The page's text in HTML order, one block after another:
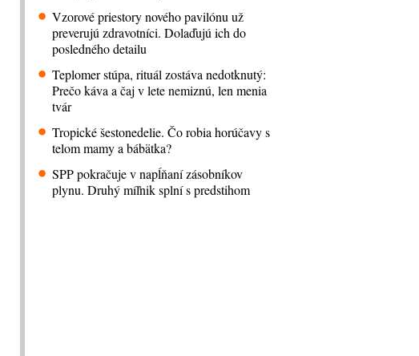
Vzorové priestory nového pavilónu už
preverujú zdravotníci. Dolaďujú ich do
posledného detailu
Teplomer stúpa, rituál zostáva nedotknutý:
Prečo káva a čaj v lete nemiznú, len menia
tvár
Tropické šestonedelie. Čo robia horúčavy s
telom mamy a bábätka?
SPP pokračuje v napĺňaní zásobníkov
plynu. Druhý míľnik splní s predstihom